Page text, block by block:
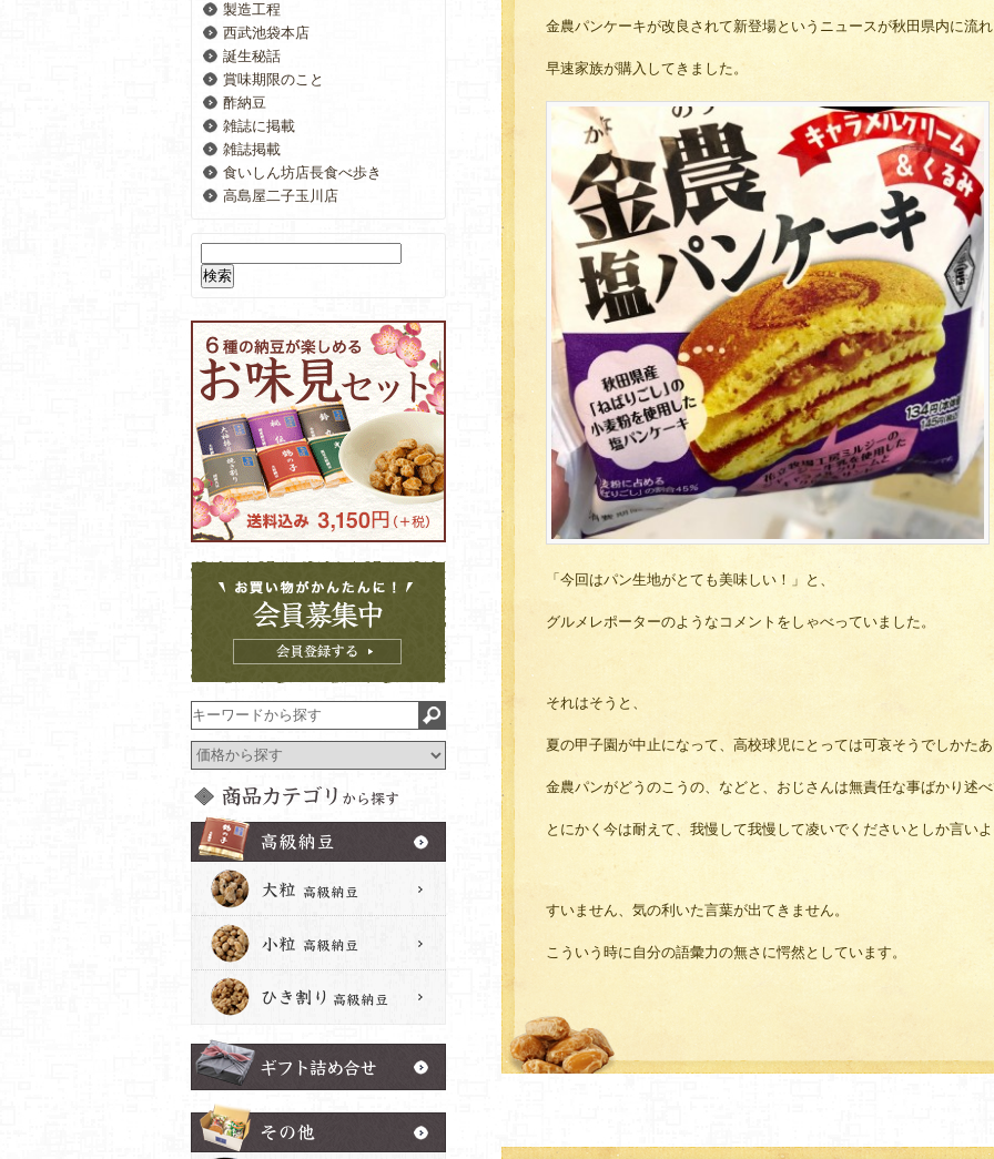
金農パンケーキが改良されて新登場というニュースが秋田県内に流れ
早速家族が購入してきました。
「今回はパン生地がとても美味しい！」と、
グルメレポーターのようなコメントをしゃべっていました。
それはそうと、
夏の甲子園が中止になって、高校球児にとっては可哀そうでしかた
金農パンがどうのこうの、などと、おじさんは無責任な事ばかり述
とにかく今は耐えて、我慢して我慢して凌いでくださいとしか言い
すいません、気の利いた言葉が出てきません。
こういう時に自分の語彙力の無さに愕然としています。
製造工程
西武池袋本店
誕生秘話
賞味期限のこと
酢納豆
雑誌に掲載
雑誌掲載
食いしん坊店長食べ歩き
高島屋二子玉川店
索: